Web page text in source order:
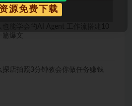
作流
篇爆文
探店拍照3分钟教会你做任务赚钱
源免费下载